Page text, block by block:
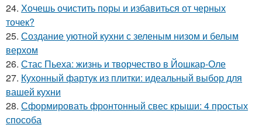
24. Хочешь очистить поры и избавиться от черных
точек?
25. Создание уютной кухни с зеленым низом и белым
верхом
26. Стас Пьеха: жизнь и творчество в Йошкар-Оле
27. Кухонный фартук из плитки: идеальный выбор для
вашей кухни
28. Сформировать фронтонный свес крыши: 4 простых
способа